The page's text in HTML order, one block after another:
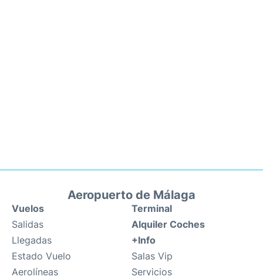
Aeropuerto de Málaga
Vuelos
Salidas
Llegadas
Estado Vuelo
Aerolíneas
Terminal
Alquiler Coches
+Info
Salas Vip
Servicios